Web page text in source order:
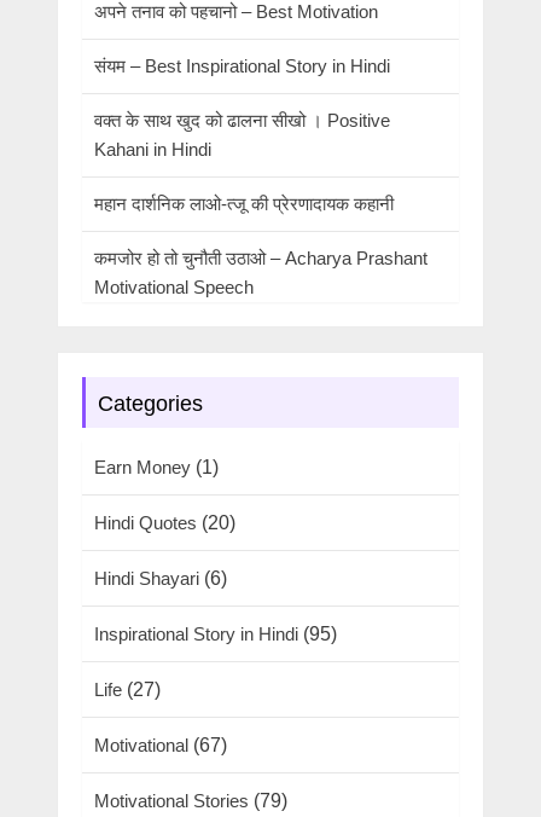
अपने तनाव को पहचानो – Best Motivation
संयम – Best Inspirational Story in Hindi
वक्त के साथ खुद को ढालना सीखो । Positive
Kahani in Hindi
महान दार्शनिक लाओ-त्जू की प्रेरणादायक कहानी
कमजोर हो तो चुनौती उठाओ – Acharya Prashant
Motivational Speech
Categories
Earn Money (1)
Hindi Quotes (20)
Hindi Shayari (6)
Inspirational Story in Hindi (95)
Life (27)
Motivational (67)
Motivational Stories (79)